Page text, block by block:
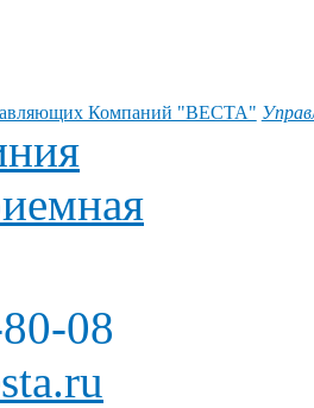
Компаний "ВЕСТА"
08